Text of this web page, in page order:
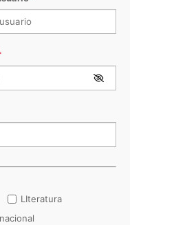
LIteratura